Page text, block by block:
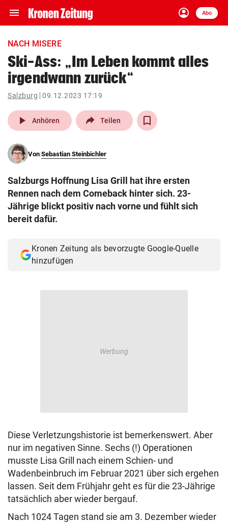
menu Navigation
ein-/ausklappen
account_circle
Anmelden
Abo
close Schließen
account_circle Anmelden
pin_drop
Wien arrow_right
search
eingeben
Muthgasse 2, 1190 Wien
NACH MISERE
Ski-Ass: „Im Leben kommt alles
irgendwann zurück“
Salzburg 09.12.2023 17:19
play_arrow Anhören Teilen
Von Sebastian Steinbichler
Salzburgs Hoffnung Lisa Grill hat ihre ersten
Rennen nach dem Comeback hinter sich. 23-
Jährige blickt positiv nach vorne und fühlt sich
bereit dafür.
Kronen Zeitung als bevorzugte Google-Quelle
hinzufügen
Diese Verletzungshistorie ist bemerkenswert. Aber
nur im negativen Sinne. Sechs (!) Operationen
musste Lisa Grill nach einem Schien- und
Wadenbeinbruch im Februar 2021 über sich ergehen
lassen. Seit dem Frühjahr geht es für die 23-Jährige
tatsächlich aber wieder bergauf.
Nach 1024 Tagen stand sie am 3. Dezember wieder